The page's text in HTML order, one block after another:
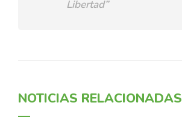
Libertad”
NOTICIAS RELACIONADAS